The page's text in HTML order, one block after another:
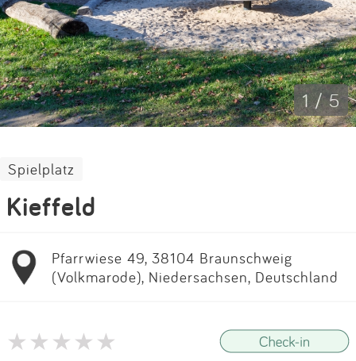
Impressum
Anmelden 1 / 5
Spielplatz
Kieffeld
Pfarrwiese 49, 38104 Braunschweig
(Volkmarode), Niedersachsen, Deutschland